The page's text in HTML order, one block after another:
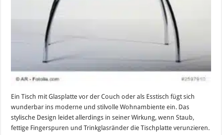
Ein Tisch mit Glasplatte vor der Couch oder als Esstisch fügt sich
wunderbar ins moderne und stilvolle Wohnambiente ein. Das
stylische Design leidet allerdings in seiner Wirkung, wenn Staub,
fettige Fingerspuren und Trinkglasränder die Tischplatte verunzieren.